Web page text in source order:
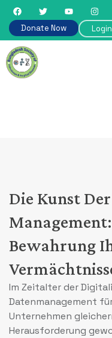
Donate Now Login
Die Kunst
Bewahrung
Im Zeitalter der
Datenmanagement
Unternehmen
Herausforderung